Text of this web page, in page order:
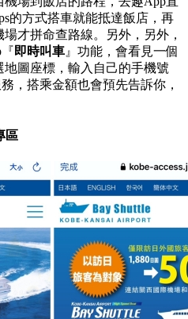
的方式搭車就能抵達飯店，再
才拼命查路線。另外，另外，
即時叫車 』功能，會看見一個
地圖座標，輸入自己的手機號
，搭乘金額也會預先告訴你，
區